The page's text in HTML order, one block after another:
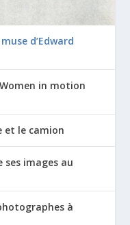
d’Edward
in motion
et le camion
ses images au
à